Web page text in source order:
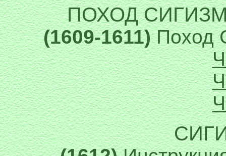
ПОХОД
(1609-1611)Поход